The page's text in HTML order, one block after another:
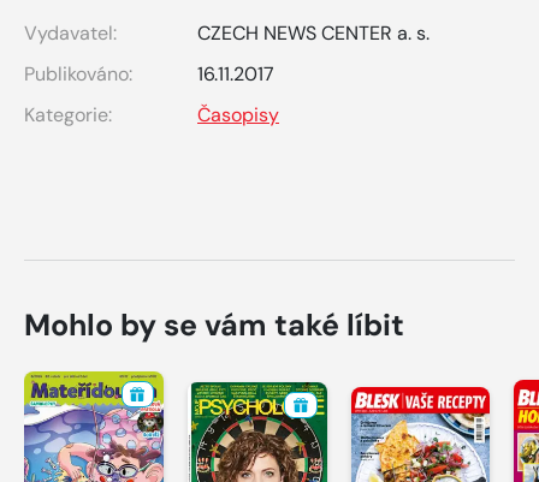
Vydavatel:
CZECH NEWS CENTER a. s.
Publikováno:
16.11.2017
Kategorie:
Časopisy
Mohlo by se vám také líbit